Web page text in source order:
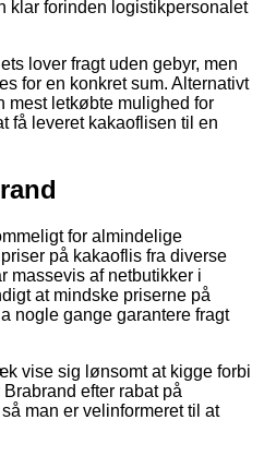
klar forinden logistikpersonalet
lover fragt uden gebyr, men
for en konkret sum. Alternativt
mest letkøbte mulighed for
få leveret kakaoflisen til en
for almindelige
på kakaoflis fra diverse
massevis af netbutikker i
at mindske priserne på
nogle gange garantere fragt
vise sig lønsomt at kigge forbi
efter rabat på
man er velinformeret til at